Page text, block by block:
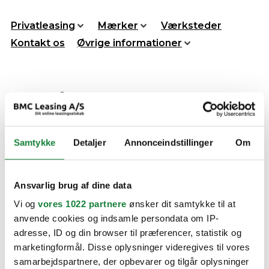
Samtykke Detaljer Annonceindstillinger Om
Ansvarlig brug af dine data
Vi og vores 1022 partnere ønsker dit samtykke til at
anvende cookies og indsamle persondata om IP-
adresse, ID og din browser til præferencer, statistik og
marketingformål. Disse oplysninger videregives til vores
samarbejdspartnere, der opbevarer og tilgår oplysninger
til
indhold
Privatleasing Mærker
Værksteder
Kontakt os
Øvrige informationer
Search Agent #10237
Få nyheder sendt direkte
til din indbakke
Tilmeld dig vores nyhedsbrev, for at få nyheder om biler
sendt direkte til din indbakke.